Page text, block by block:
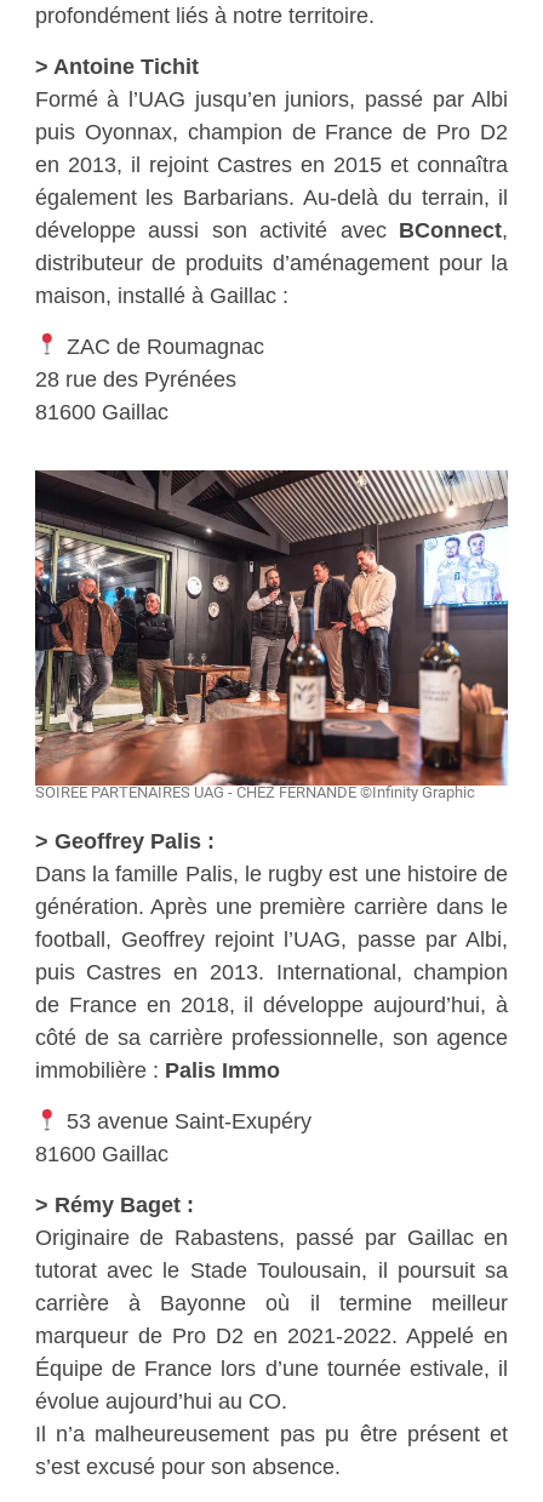
profondément liés à notre territoire.
> Antoine Tichit
Formé à l’UAG jusqu’en juniors, passé par Albi
puis Oyonnax, champion de France de Pro D2
en 2013, il rejoint Castres en 2015 et connaîtra
également les Barbarians. Au-delà du terrain, il
développe aussi son activité avec BConnect,
distributeur de produits d’aménagement pour la
maison, installé à Gaillac :
ZAC de Roumagnac
28 rue des Pyrénées
81600 Gaillac
SOIREE PARTENAIRES UAG - CHEZ FERNANDE ©Infinity Graphic
> Geoffrey Palis :
Dans la famille Palis, le rugby est une histoire de
génération. Après une première carrière dans le
football, Geoffrey rejoint l’UAG, passe par Albi,
puis Castres en 2013. International, champion
de France en 2018, il développe aujourd’hui, à
côté de sa carrière professionnelle, son agence
immobilière : Palis Immo
53 avenue Saint-Exupéry
81600 Gaillac
> Rémy Baget :
Originaire de Rabastens, passé par Gaillac en
tutorat avec le Stade Toulousain, il poursuit sa
carrière à Bayonne où il termine meilleur
marqueur de Pro D2 en 2021-2022. Appelé en
Équipe de France lors d’une tournée estivale, il
évolue aujourd’hui au CO.
Il n’a malheureusement pas pu être présent et
s’est excusé pour son absence.